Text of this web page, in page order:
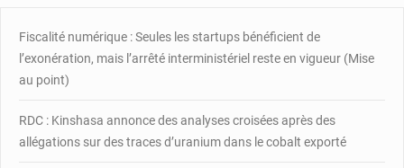
Fiscalité numérique : Seules les startups bénéficient de
l’exonération, mais l’arrêté interministériel reste en vigueur (Mise
au point)
RDC : Kinshasa annonce des analyses croisées après des
allégations sur des traces d’uranium dans le cobalt exporté